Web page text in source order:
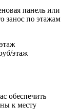
панель или
занос по этажам
этаж
обеспечить
к месту